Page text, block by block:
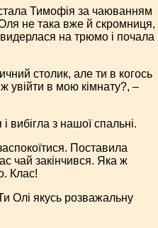
Тимофія за чаюванням
не така вже й скромниця,
на трюмо і почала
столик, але ти в когось
увійти в мою кімнату?, –
вибігла з нашої спальні.
Поставила
чай закінчився. Яка ж
Клас!
Олі якусь розважальну